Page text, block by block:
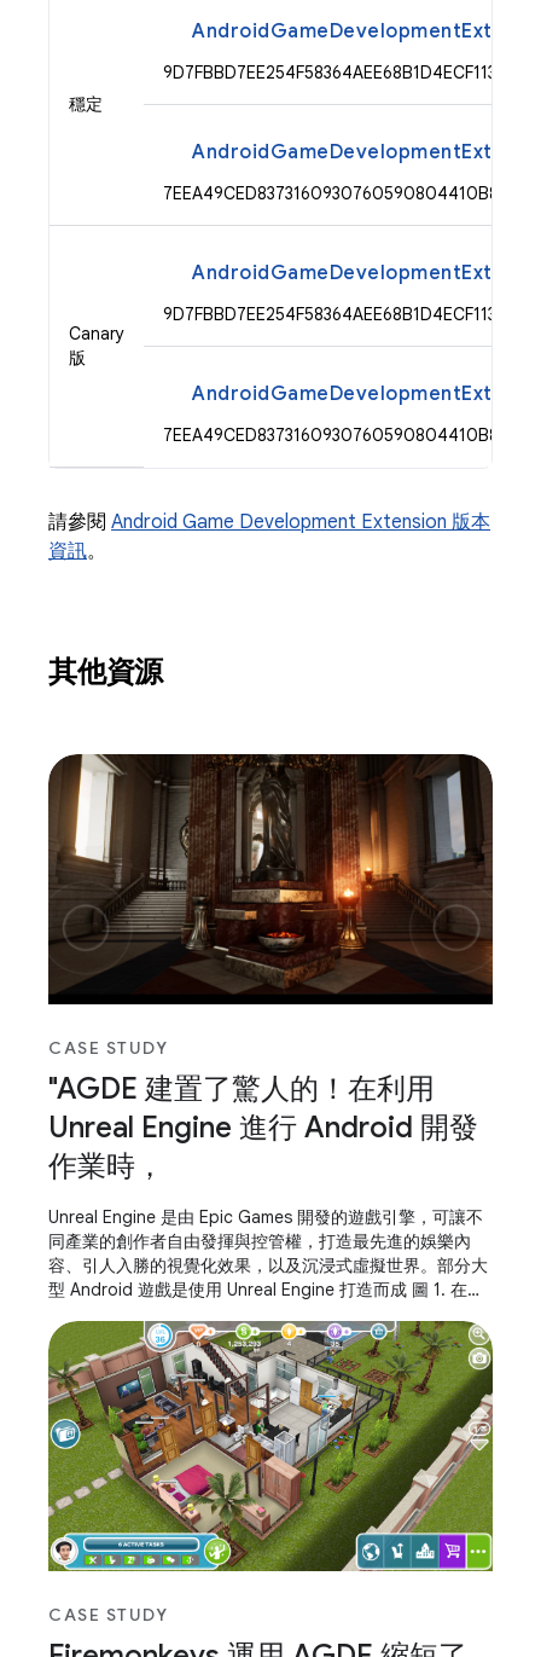
穩定
Canary
版
請參閱 Android Game Development Extension 版本
資訊。
其他資源
CASE STUDY
"AGDE 建置了驚人的！在利用
Unreal Engine 進行 Android 開發
作業時，
Unreal Engine 是由 Epic Games 開發的遊戲引擎，可讓不
同產業的創作者自由發揮與控管權，打造最先進的娛樂內
容、引人入勝的視覺化效果，以及沉浸式虛擬世界。部分大
型 Android 遊戲是使用 Unreal Engine 打造而成 圖 1. 在
博文和其他遊戲開發人員使用 Android Studio 對 C++、
Kotlin 或 Java 程式設計語言進行偵錯，但許多遊戲開發人
員都擁有以
CASE STUDY